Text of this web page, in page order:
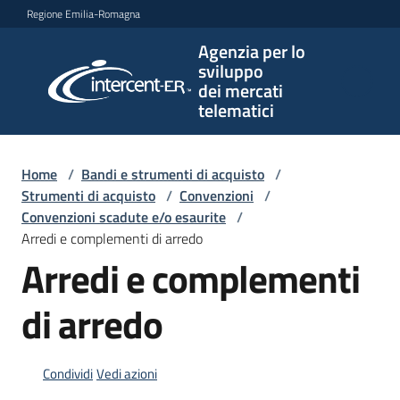
Vai al contenuto
Vai alla navigazione
Vai al footer
Regione Emilia-Romagna
Agenzia per lo
sviluppo
dei mercati
telematici
per lo
sviluppo
telematici
Bandi
strumenti
Home / Bandi e strumenti di acquisto /
Strumenti di acquisto / Convenzioni /
Convenzioni scadute e/o esaurite /
Arredi e complementi di arredo
Arredi e complementi
di arredo
CondividiVedi azioni